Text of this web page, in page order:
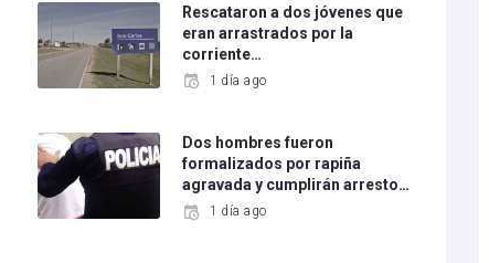
Rescataron a dos jóvenes que
eran arrastrados por la
corriente…
1 día ago
Dos hombres fueron
formalizados por rapiña
agravada y cumplirán arresto…
1 día ago